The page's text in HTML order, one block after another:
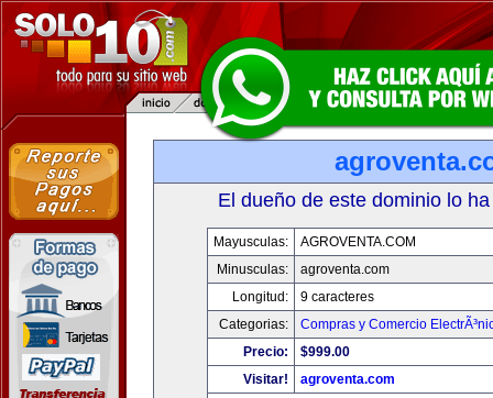
El dueño de este dominio lo
Mayusculas:
AGROVENTA.COM
Minusculas:
agroventa.com
Longitud:
9 caracteres
Categorias:
Compras y Comercio
Precio:
$999.00
Visitar!
agroventa.com